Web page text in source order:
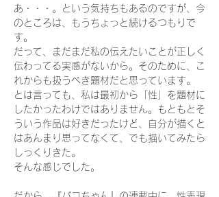
あ・・・。という気持ちもあるのですが、今
のところは、もうちょっと続けるつもりで
す。
だって、まだまだ私の伝えたいことが正しく
伝わってる実感がないから。そのために、こ
れからも扱うべき題材だと思っています。
とは言っても、私は最初から「性」を題材に
したかったわけではありません。もともとそ
ういう作品は好きだったけど、自分が描くと
はあんまり思ってなくて、でも描いてみたら
しっくりきた。
そんな感じでした。